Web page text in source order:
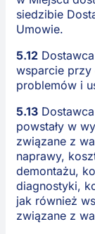
siedzibie
Umowie.
5.12
wsparcie przy
problemów i
5.13
powstały w
związane z
naprawy,
demontażu,
diagnostyki,
jak również
związane z